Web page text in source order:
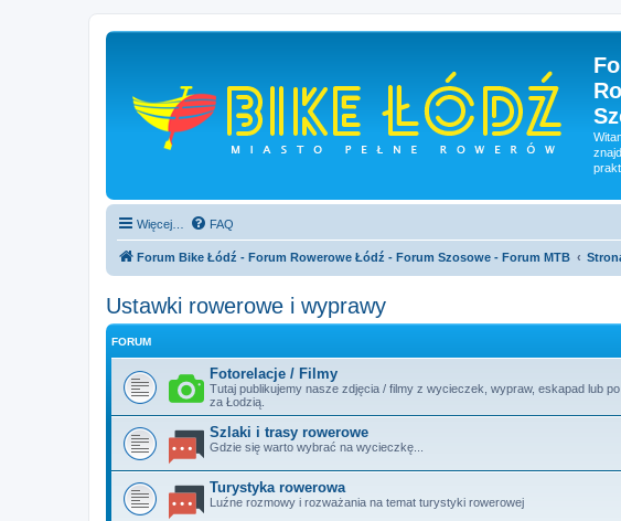
Więcej… FAQ
Forum Bike Łódź - Forum Rowerowe Łódź - Forum Szosowe - Forum MTB
Ustawki rowerowe i wyprawy
FORUM
Fotorelacje / Filmy
Tutaj publikujemy nasze zdjęcia / filmy z wycieczek, wypraw, eskapad lub
za Łodzią.
Szlaki i trasy rowerowe
Gdzie się warto wybrać na wycieczkę...
Turystyka rowerowa
Luźne rozmowy i rozważania na temat turystyki rowerowej